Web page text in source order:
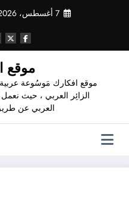
7 أغسطس، 2026
موقع
موقع افكارك مَوسُوعة عربية
الزائِر العربي ، حيث
العربي عن